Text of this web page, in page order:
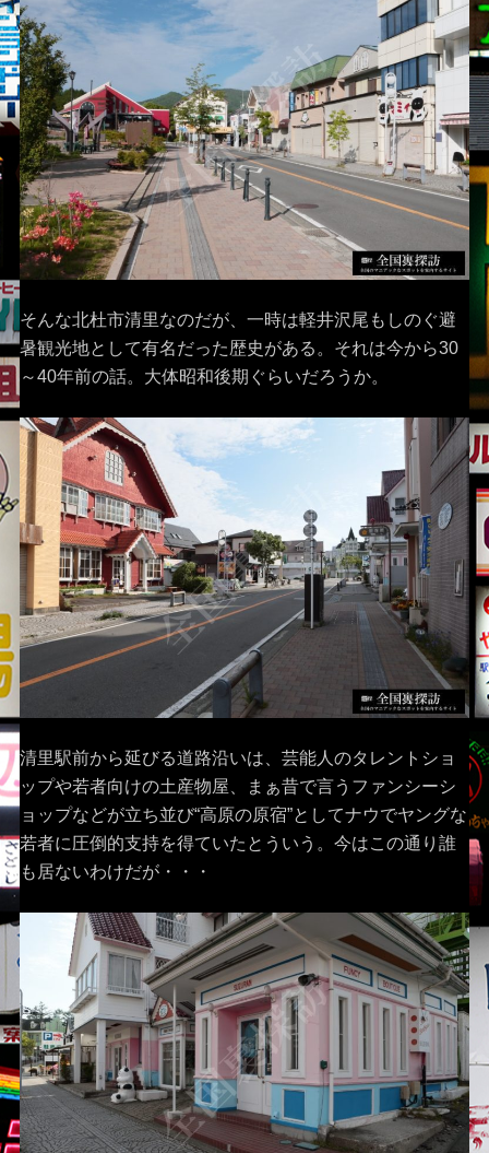
そんな北杜市清里なのだが、一時は軽井沢尾もしのぐ避
暑観光地として有名だった歴史がある。それは今から30
～40年前の話。大体昭和後期ぐらいだろうか。
清里駅前から延びる道路沿いは、芸能人のタレントショ
ップや若者向けの土産物屋、まぁ昔で言うファンシーシ
ョップなどが立ち並び“高原の原宿”としてナウでヤングな
若者に圧倒的支持を得ていたとういう。今はこの通り誰
も居ないわけだが・・・